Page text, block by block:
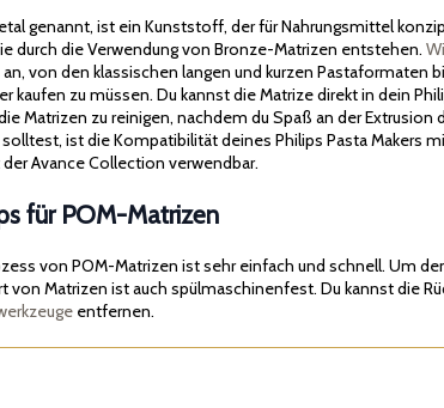
genannt, ist ein Kunststoff, der für Nahrungsmittel
durch die Verwendung von Bronze-Matrizen entstehen.
von den klassischen langen und kurzen
kaufen zu müssen. Du kannst die Matrize direkt in dein
Matrizen zu reinigen, nachdem du Spaß an der
ist die Kompatibilität deines Philips Pasta Makers
Avance Collection verwendbar.
für POM-Matrizen
von POM-Matrizen ist sehr einfach und schnell. Um
von Matrizen ist auch spülmaschinenfest. Du kannst die
entfernen.